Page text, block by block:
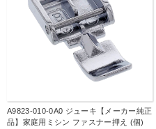
A9823-010-0A0 ジューキ【メーカー純正
品】家庭用ミシン ファスナー押え (個)